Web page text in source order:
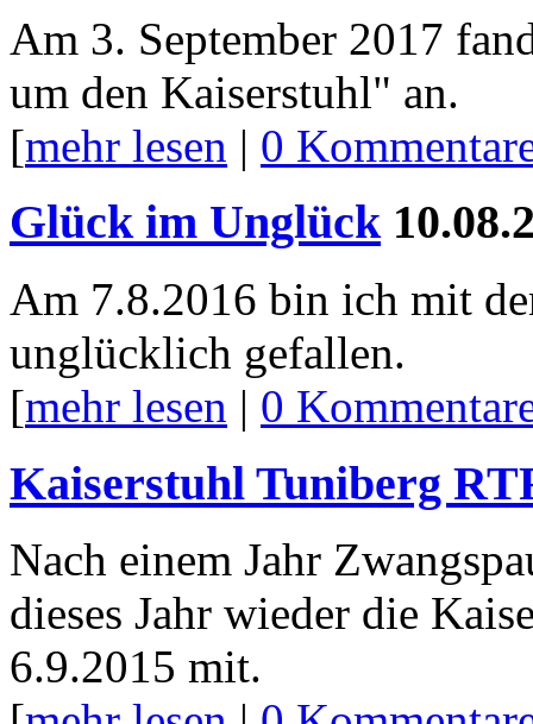
Am 3. September 2017
um den Kaiserstuhl" an.
[mehr lesen | 0
Glück im Unglück
Am 7.8.2016 bin ich mit
unglücklich gefallen.
[mehr lesen | 0
Kaiserstuhl Tuniberg
Nach einem Jahr
dieses Jahr wieder die
6.9.2015 mit.